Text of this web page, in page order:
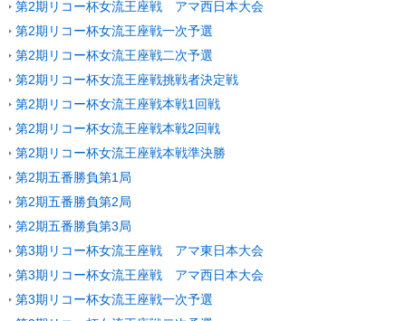
第2期リコー杯女流王座戦 アマ西日本大会
第2期リコー杯女流王座戦一次予選
第2期リコー杯女流王座戦二次予選
第2期リコー杯女流王座戦挑戦者決定戦
第2期リコー杯女流王座戦本戦1回戦
第2期リコー杯女流王座戦本戦2回戦
第2期リコー杯女流王座戦本戦準決勝
第2期五番勝負第1局
第2期五番勝負第2局
第2期五番勝負第3局
第3期リコー杯女流王座戦 アマ東日本大会
第3期リコー杯女流王座戦 アマ西日本大会
第3期リコー杯女流王座戦一次予選